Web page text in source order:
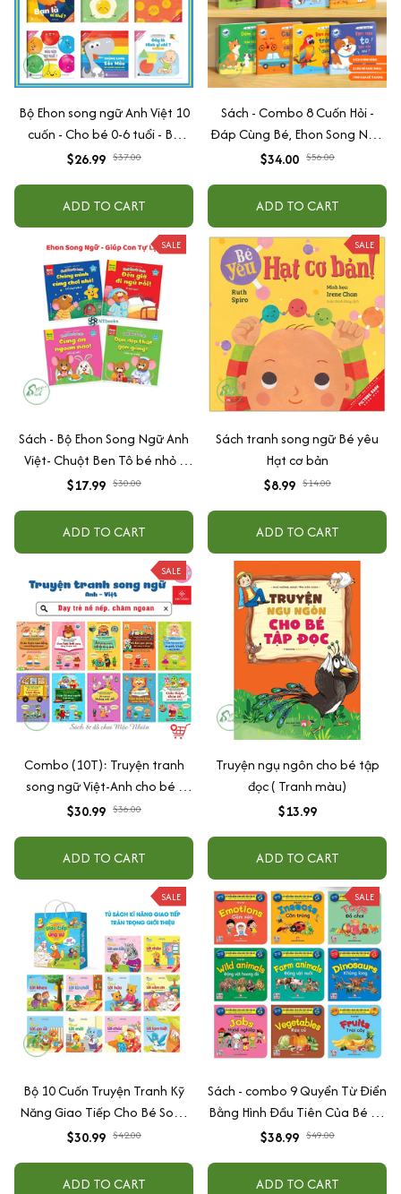
Bộ Ehon song ngữ Anh Việt 10
cuốn - Cho bé 0-6 tuổi - Bộ
sách nuôi dưỡng tâm hồn bé
$26.99 $37.00
ADD TO CART
Sách - Combo 8 Cuốn Hỏi -
Đáp Cùng Bé, Ehon Song Ngữ
Việt - Anh - Dành Cho Bé Từ 0
$34.00 $56.00
ADD TO CART
SALE
Sách - Bộ Ehon Song Ngữ Anh
Việt- Chuột Ben Tô bé nhỏ -
Rèn Luyện Tính Tự Lập Cho Trẻ
$17.99 $30.00
ADD TO CART
SALE
Sách tranh song ngữ Bé yêu
Hạt cơ bản
$8.99 $14.00
ADD TO CART
SALE
Combo (10T): Truyện tranh
song ngữ Việt-Anh cho bé -
Dạy trẻ nề nếp, chăm ngoan
$30.99 $36.00
ADD TO CART
Truyện ngụ ngôn cho bé tập
đọc ( Tranh màu)
$13.99
ADD TO CART
SALE
Bộ 10 Cuốn Truyện Tranh Kỹ
Năng Giao Tiếp Cho Bé Song
Ngữ Việt Anh
$30.99 $42.00
ADD TO CART
SALE
Sách - combo 9 Quyển Từ Điển
Bằng Hình Đầu Tiên Của Bé Từ
0-6 tuổi - Song Ngữ Anh- Việt
$38.99 $49.00
ADD TO CART